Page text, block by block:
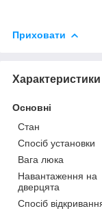
Приховати
Характеристики
Основні
Стан
Спосіб установки
Вага люка
Навантаження на
дверцята
Спосіб